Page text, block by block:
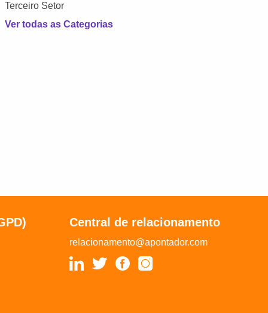
Terceiro Setor
Ver todas as Categorias
Central de relacionamento
relacionamento@apontador.com